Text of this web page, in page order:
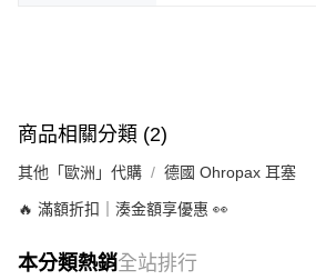
全家純取貨 (先付款
每筆NT$80，滿NT$999(含以上)免運費
7-11取貨付款
7-11純取貨 (先付款
商品相關分類 (2)
其他「歐洲」代購 德國 Ohropax 耳塞
🔥 滿額折扣｜湊金額享優惠 👀
本分類熱銷全站排行